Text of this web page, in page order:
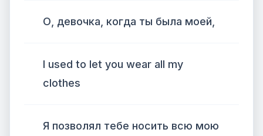
О, девочка, когда ты была моей,
I used to let you wear all my
clothes
Я позволял тебе носить всю мою